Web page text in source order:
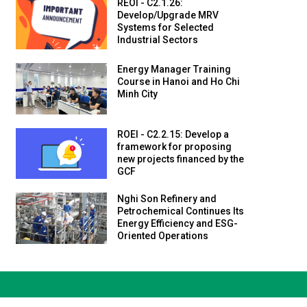
REOI - C2.1.26:
Develop/Upgrade MRV
Systems for Selected
Industrial Sectors
Energy Manager Training
Course in Hanoi and Ho Chi
Minh City
ROEI - C2.2.15: Develop a
framework for proposing
new projects financed by the
GCF
Nghi Son Refinery and
Petrochemical Continues Its
Energy Efficiency and ESG-
Oriented Operations